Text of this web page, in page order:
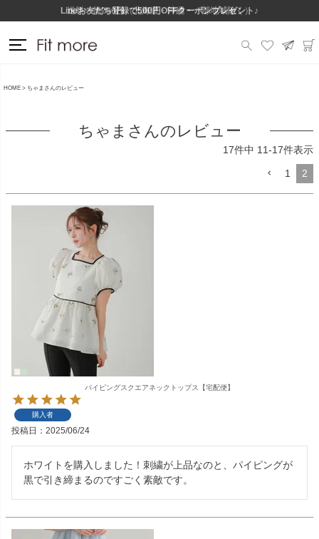
Lineお友だち登録で500円OFFクーポンプレゼント♪
送料一律290円（北海道・沖縄・一部地域除く）
HOME ちゃまさんのレビュー
ちゃまさんのレビュー
17件中 11-17件表示
1 2
パイピングスクエアネックトップス【宅配便】
購入者
投稿日 2025/06/24
ホワイトを購入しました！刺繍が上品なのと、パイピングが
黒で引き締まるのですごく素敵です。